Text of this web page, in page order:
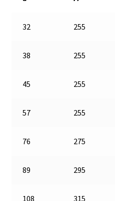
32 255
38 255
45 255
57 255
76 275
89 295
108 315